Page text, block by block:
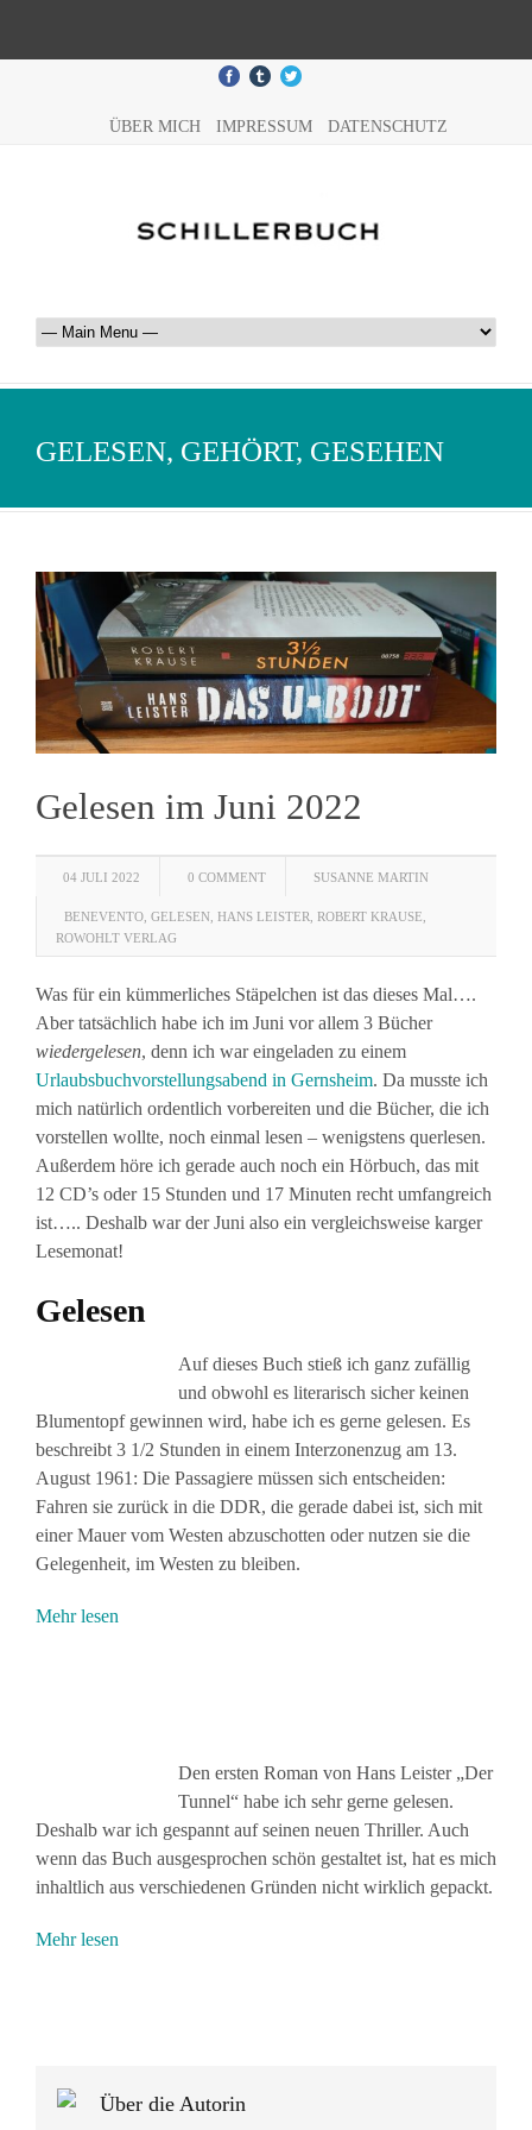
ÜBER MICH IMPRESSUM DATENSCHUTZ
GELESEN, GEHÖRT, GESEHEN
Gelesen im Juni 2022
04 JULI 2022 0 COMMENT SUSANNE MARTIN
BENEVENTO GELESEN HANS LEISTER ROBERT KRAUSE
ROWOHLT VERLAG
Was für ein kümmerliches Stäpelchen ist das dieses Mal….
Aber tatsächlich habe ich im Juni vor allem 3 Bücher
wiedergelesen, denn ich war eingeladen zu einem
Urlaubsbuchvorstellungsabend in Gernsheim. Da musste ich
mich natürlich ordentlich vorbereiten und die Bücher, die ich
vorstellen wollte, noch einmal lesen – wenigstens querlesen.
Außerdem höre ich gerade auch noch ein Hörbuch, das mit
12 CD’s oder 15 Stunden und 17 Minuten recht umfangreich
ist….. Deshalb war der Juni also ein vergleichsweise karger
Lesemonat!
Gelesen
Auf dieses Buch stieß ich ganz zufällig
und obwohl es literarisch sicher keinen
Blumentopf gewinnen wird, habe ich es gerne gelesen. Es
beschreibt 3 1/2 Stunden in einem Interzonenzug am 13.
August 1961: Die Passagiere müssen sich entscheiden:
Fahren sie zurück in die DDR, die gerade dabei ist, sich mit
einer Mauer vom Westen abzuschotten oder nutzen sie die
Gelegenheit, im Westen zu bleiben.
Mehr lesen
Den ersten Roman von Hans Leister „Der
Tunnel“ habe ich sehr gerne gelesen.
Deshalb war ich gespannt auf seinen neuen Thriller. Auch
wenn das Buch ausgesprochen schön gestaltet ist, hat es mich
inhaltlich aus verschiedenen Gründen nicht wirklich gepackt.
Mehr lesen
Über die Autorin